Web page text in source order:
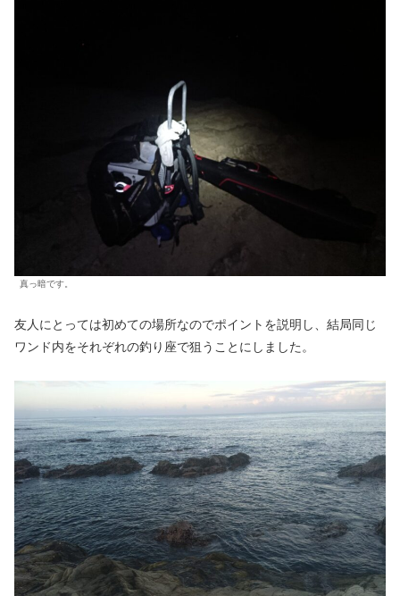
真っ暗です。
友人にとっては初めての場所なのでポイントを説明し、結局同じ
ワンド内をそれぞれの釣り座で狙うことにしました。